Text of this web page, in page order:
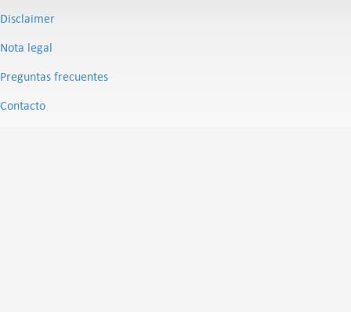
Disclaimer
Nota legal
Preguntas frecuentes
Contacto